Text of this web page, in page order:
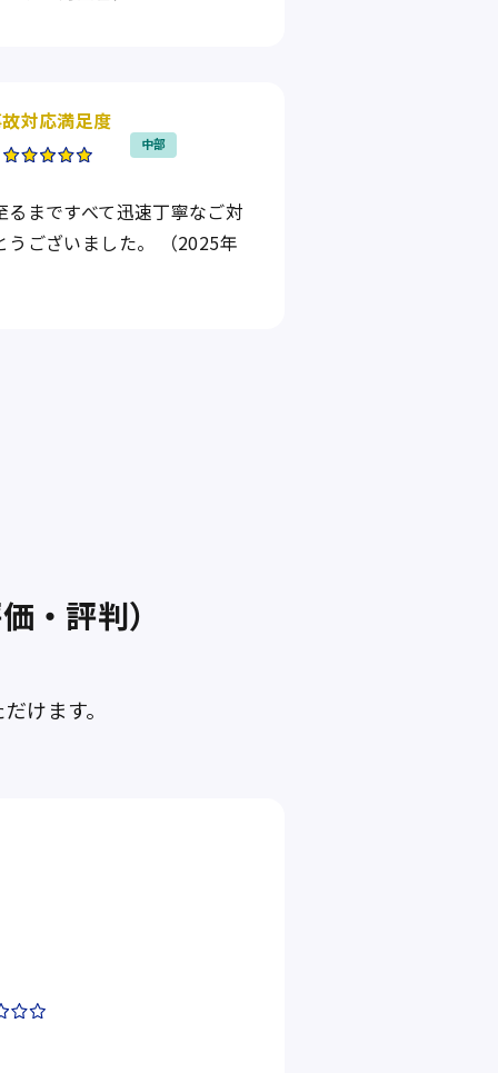
対応満足度
中部
まですべて迅速丁寧なご対
ございました。 （2025年
・評判）
けます。